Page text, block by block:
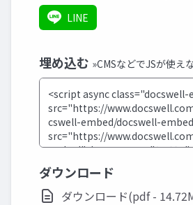
LINE
埋め込む »CMSなどでJSが使え
ダウンロード
ダウンロード(pdf -